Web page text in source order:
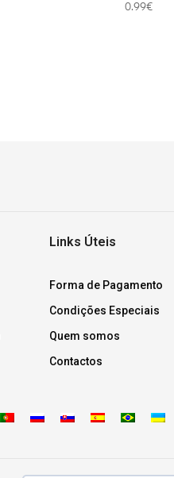
0.99€
Links Úteis
Forma de Pagamento
Condições Especiais
Quem somos
Contactos